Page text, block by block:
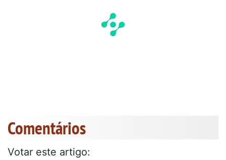
Comentários
Votar este artigo: